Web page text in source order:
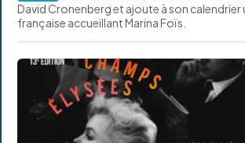
David Cronenberg et ajoute à son calendrier
française accueillant Marina Foïs.